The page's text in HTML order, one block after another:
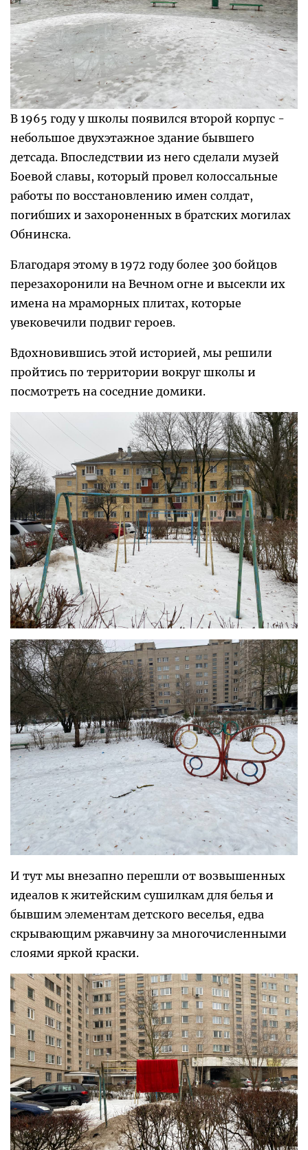
В 1965 году у школы появился второй корпус -
небольшое двухэтажное здание бывшего
детсада. Впоследствии из него сделали музей
Боевой славы, который провел колоссальные
работы по восстановлению имен солдат,
погибших и захороненных в братских могилах
Обнинска.
Благодаря этому в 1972 году более 300 бойцов
перезахоронили на Вечном огне и высекли их
имена на мраморных плитах, которые
увековечили подвиг героев.
Вдохновившись этой историей, мы решили
пройтись по территории вокруг школы и
посмотреть на соседние домики.
И тут мы внезапно перешли от возвышенных
идеалов к житейским сушилкам для белья и
бывшим элементам детского веселья, едва
скрывающим ржавчину за многочисленными
слоями яркой краски.